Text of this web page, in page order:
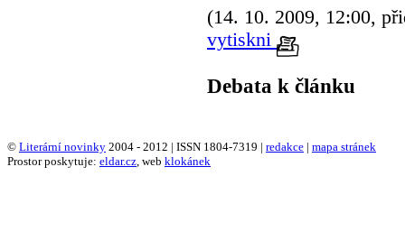
(14. 10. 2009, 12:00,
vytiskni
Debata k článku
© Literární novinky 2004 - 2012 | ISSN 1804-7319 | redakce | mapa stránek
Prostor poskytuje: eldar.cz , web klokánek